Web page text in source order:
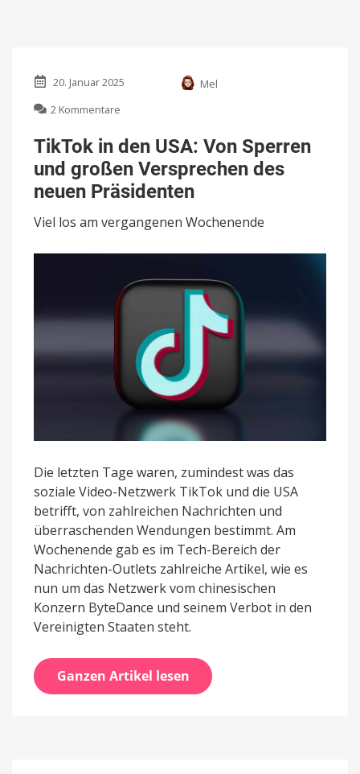
20. Januar 2025
Mel
2 Kommentare
in
den
USA:
Von
Sperren
und
großen
neuen
Präsidenten
TikTok in den USA: Von Sperren
und großen Versprechen des
neuen Präsidenten
Viel los am vergangenen Wochenende
Die letzten Tage waren, zumindest was das
soziale Video-Netzwerk TikTok und die USA
betrifft, von zahlreichen Nachrichten und
überraschenden Wendungen bestimmt. Am
Wochenende gab es im Tech-Bereich der
Nachrichten-Outlets zahlreiche Artikel, wie es
nun um das Netzwerk vom chinesischen
Konzern ByteDance und seinem Verbot in den
Vereinigten Staaten steht.
Ganzen Artikel lesen